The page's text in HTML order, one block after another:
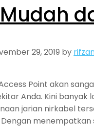
29, 2019 by
Point akan
Anda. Kini
jarian nirkabel